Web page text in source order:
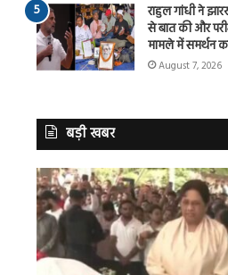
राहुल गांधी ने
से बात की और
मामले में समर्थन
August 7, 2026
बड़ी खबर